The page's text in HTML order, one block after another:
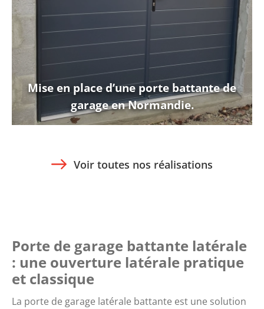
Mise en place d’une porte battante de
garage en Normandie.
Voir toutes nos réalisations
Porte de garage battante latérale
: une ouverture latérale pratique
et classique
La porte de garage latérale battante est une solution